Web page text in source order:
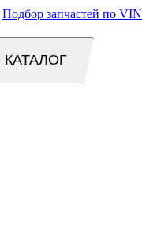
Подбор запчастей по
КАТАЛОГ